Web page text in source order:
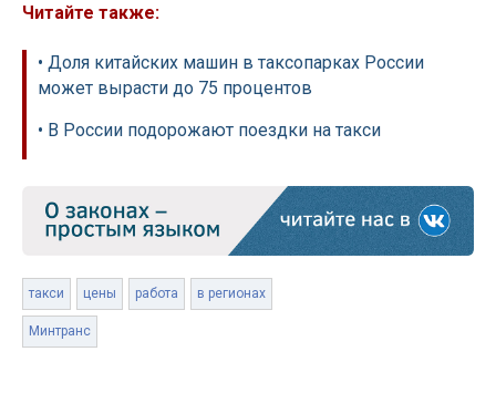
Читайте также:
• Доля китайских машин в таксопарках России
может вырасти до 75 процентов
• В России подорожают поездки на такси
такси цены работа в регионах
Минтранс